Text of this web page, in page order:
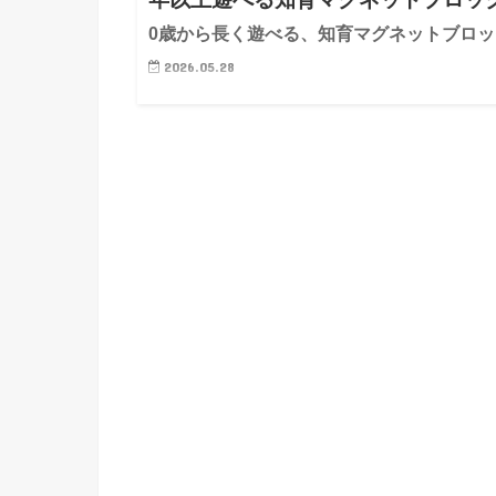
0歳から長く遊べる、知育マグネットブロッ
2026.05.28